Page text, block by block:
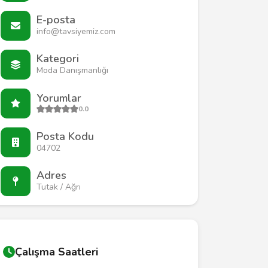
E-posta
info@tavsiyemiz.com
Kategori
Moda Danışmanlığı
Yorumlar
0.0
Posta Kodu
04702
Adres
Tutak / Ağrı
Çalışma Saatleri